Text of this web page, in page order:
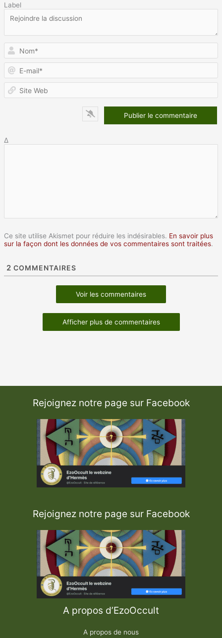
Label
Δ
Ce site utilise Akismet pour réduire les indésirables. En savoir plus
sur la façon dont les données de vos commentaires sont traitées.
2 COMMENTAIRES
Voir les commentaires
Afficher plus de commentaires
Rejoignez notre page sur Facebook
Rejoignez notre page sur Facebook
A propos d’EzoOccult
A propos de nous